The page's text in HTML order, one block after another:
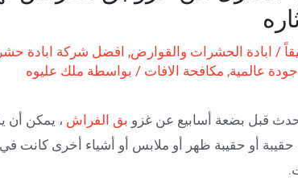
/ ابادة الحشرات والقوارض, افضل شركة ابادة
جودة عالمية, مكافحة الافات / بواسطة ملك عليوه
قبل بضعة أسابيع عن غزو بق الفراش ، يمكن أن
أو حقيبة ظهر أو ملابس أو أشياء أخرى كانت